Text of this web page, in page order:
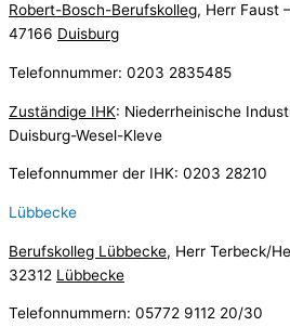
Robert-Bosch-Berufskolleg, Herr Faust
47166 Duisburg
Telefonnummer: 0203 2835485
Zuständige IHK: Niederrheinische
Duisburg-Wesel-Kleve
Telefonnummer der IHK: 0203 28210
Lübbecke
Berufskolleg Lübbecke, Herr Terbeck/
32312 Lübbecke
Telefonnummern: 05772 9112 20/30